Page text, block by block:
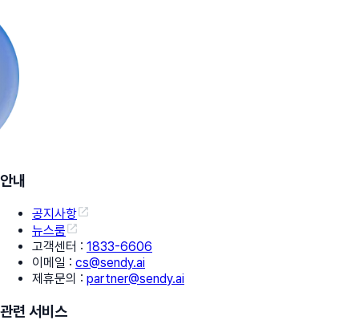
안내
공지사항
뉴스룸
고객센터 : 1833-6606
이메일 : cs@sendy.ai
제휴문의 : partner@sendy.ai
관련 서비스